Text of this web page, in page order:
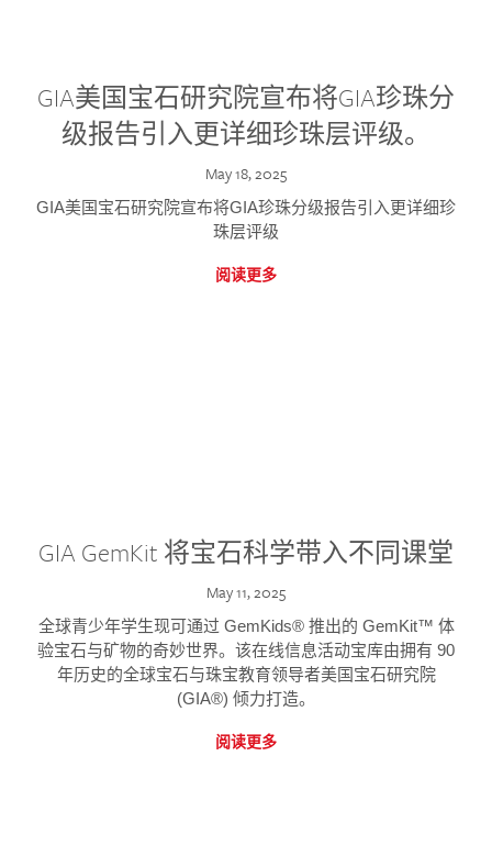
GIA美国宝石研究院宣布将GIA珍珠分
级报告引入更详细珍珠层评级。
May 18, 2025
GIA美国宝石研究院宣布将GIA珍珠分级报告引入更详细珍
珠层评级
阅读更多
GIA GemKit 将宝石科学带入不同课堂
May 11, 2025
全球青少年学生现可通过 GemKids® 推出的 GemKit™ 体
验宝石与矿物的奇妙世界。该在线信息活动宝库由拥有 90
年历史的全球宝石与珠宝教育领导者美国宝石研究院
(GIA®) 倾力打造。
阅读更多